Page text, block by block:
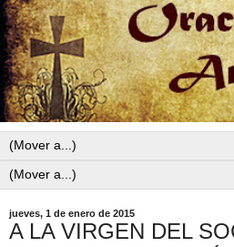
jueves, 1 de enero de 2015
A LA VIRGEN DEL